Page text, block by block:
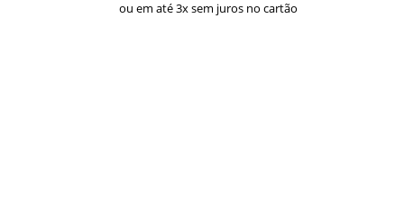
ou em até 3x sem juros no cartão